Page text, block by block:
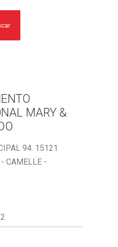
MARY &
94. 15121
CAMELLE -